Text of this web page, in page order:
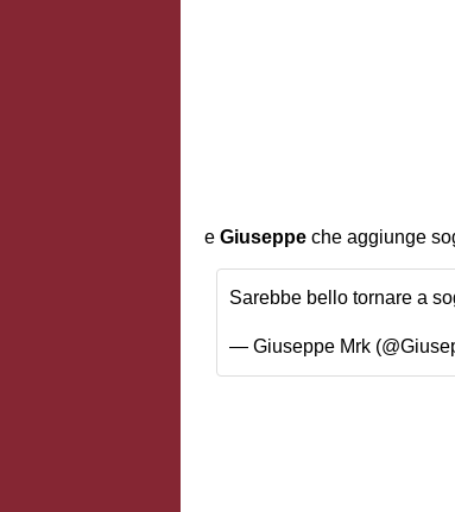
e Giuseppe che aggiunge
Sarebbe bello tornare a
— Giuseppe Mrk